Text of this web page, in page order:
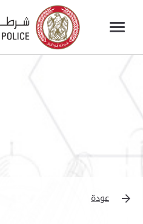
عودة